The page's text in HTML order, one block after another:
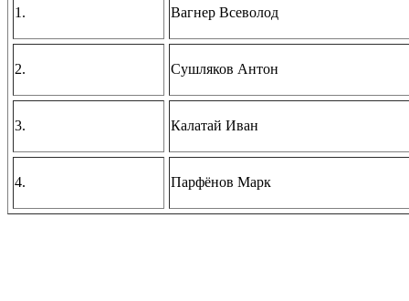
1. Вагнер Всеволод
2. Сушляков Антон
3. Калатай Иван
4. Парфёнов Марк